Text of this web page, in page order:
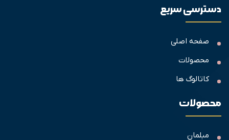
دسترسی سریع
صفحه اصلی
محصولات
کاتالوگ ها
محصولات
مبلمان